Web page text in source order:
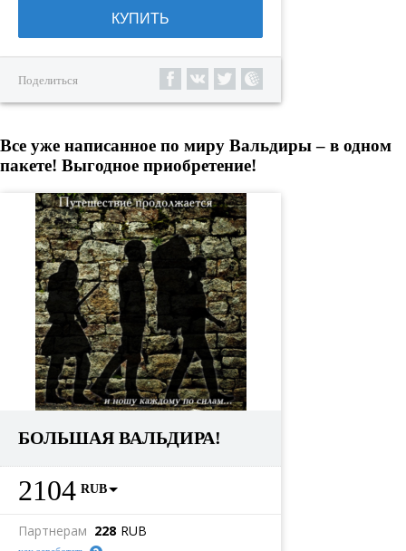
КУПИТЬ
Поделиться
Все уже написанное по миру Вальдиры – в одном
пакете! Выгодное приобретение!
БОЛЬШАЯ ВАЛЬДИРА!
2104 RUB
Партнерам 228 RUB